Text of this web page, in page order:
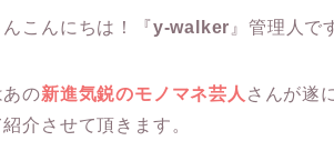
こんにちは！『y-walker 』管理人で
の新進気鋭のモノマネ芸人 さんが遂
介させて頂きます。